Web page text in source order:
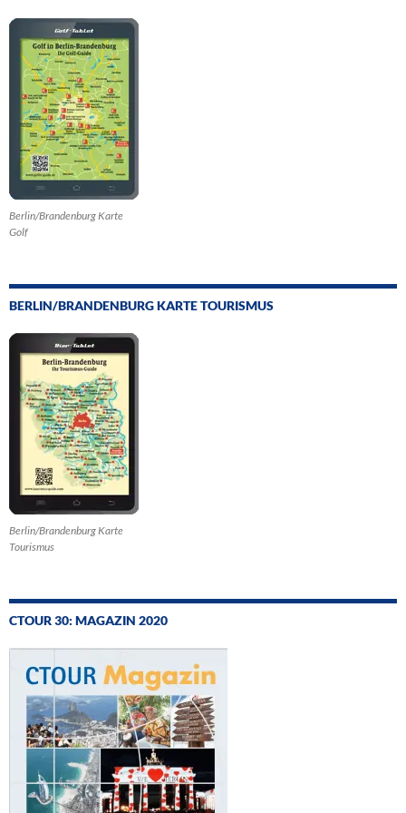
Berlin/Brandenburg Karte
Golf
BERLIN/BRANDENBURG KARTE TOURISMUS
Berlin/Brandenburg Karte
Tourismus
CTOUR 30: MAGAZIN 2020